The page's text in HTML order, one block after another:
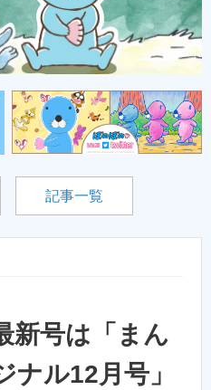
記事一覧
新号は「まん
ナル12月号」